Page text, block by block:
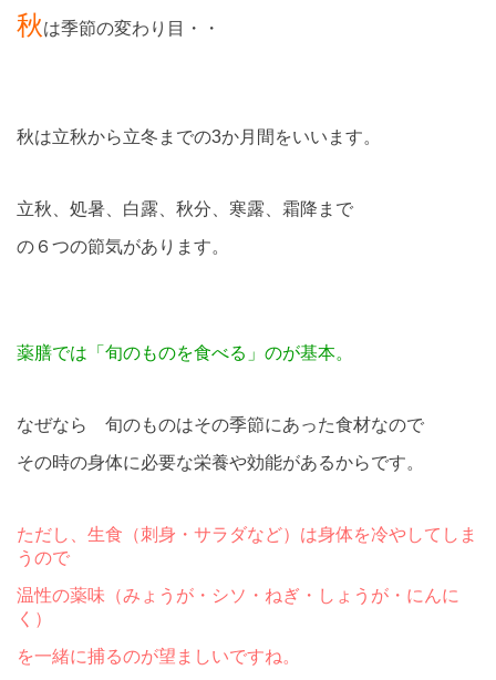
秋は季節の変わり目・・
秋は立秋から立冬までの3か月間をいいます。
立秋、処暑、白露、秋分、寒露、霜降まで
の６つの節気があります。
薬膳では「旬のものを食べる」のが基本。
なぜなら 旬のものはその季節にあった食材なので
その時の身体に必要な栄養や効能があるからです。
ただし、生食（刺身・サラダなど）は身体を冷やしてしま
うので
温性の薬味（みょうが・シソ・ねぎ・しょうが・にんに
く）
を一緒に捕るのが望ましいですね。